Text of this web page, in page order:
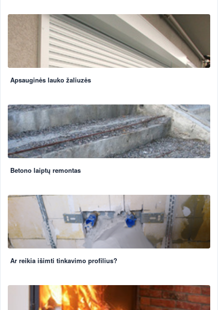
Apsauginės lauko žaliuzės
Betono laiptų remontas
Ar reikia išimti tinkavimo profilius?